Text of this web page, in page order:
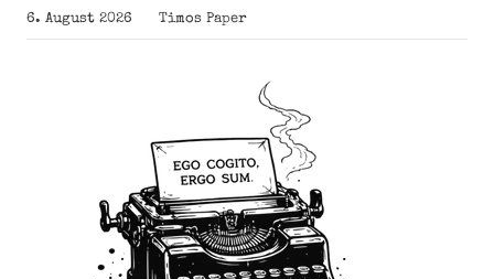
Zum
Inhalt
6. August 2026 Timos Paper